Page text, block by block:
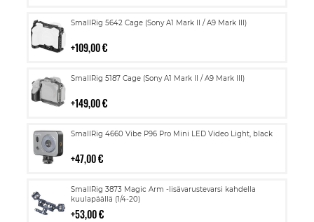
SmallRig 5642 Cage (Sony A1 Mark II / A9 Mark III)
109,00 €
Lisää
SmallRig 5187 Cage (Sony A1 Mark II / A9 Mark III)
149,00 €
Lisää
SmallRig 4660 Vibe P96 Pro Mini LED Video Light, black
47,00 €
Lisää
SmallRig 3873 Magic Arm -lisävarustevarsi kahdella
kuulapäällä (1/4-20)
53,00 €
Lisää
ostoskoriin